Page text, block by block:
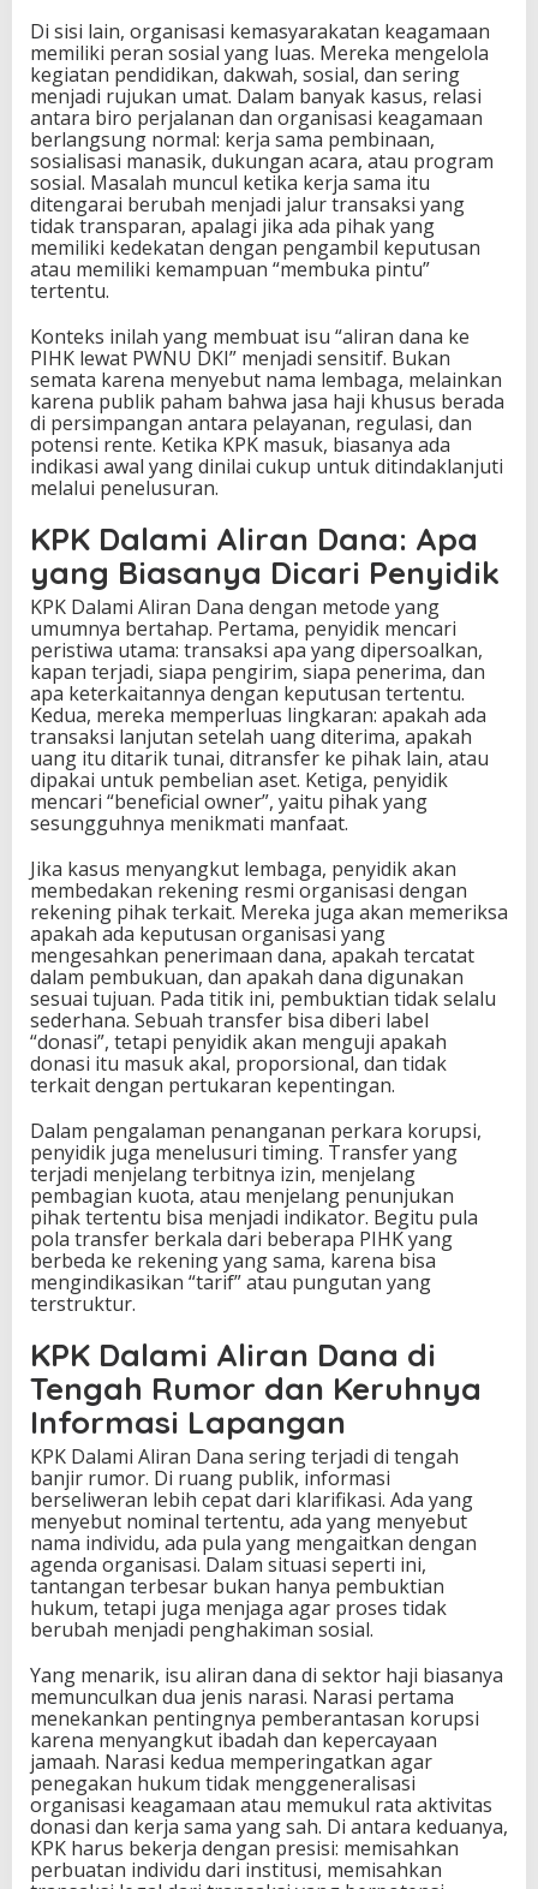
Di sisi lain, organisasi kemasyarakatan keagamaan
memiliki peran sosial yang luas. Mereka mengelola
kegiatan pendidikan, dakwah, sosial, dan sering
menjadi rujukan umat. Dalam banyak kasus, relasi
antara biro perjalanan dan organisasi keagamaan
berlangsung normal: kerja sama pembinaan,
sosialisasi manasik, dukungan acara, atau program
sosial. Masalah muncul ketika kerja sama itu
ditengarai berubah menjadi jalur transaksi yang
tidak transparan, apalagi jika ada pihak yang
memiliki kedekatan dengan pengambil keputusan
atau memiliki kemampuan “membuka pintu”
tertentu.
Konteks inilah yang membuat isu “aliran dana ke
PIHK lewat PWNU DKI” menjadi sensitif. Bukan
semata karena menyebut nama lembaga, melainkan
karena publik paham bahwa jasa haji khusus berada
di persimpangan antara pelayanan, regulasi, dan
potensi rente. Ketika KPK masuk, biasanya ada
indikasi awal yang dinilai cukup untuk ditindaklanjuti
melalui penelusuran.
KPK Dalami Aliran Dana: Apa
yang Biasanya Dicari Penyidik
KPK Dalami Aliran Dana dengan metode yang
umumnya bertahap. Pertama, penyidik mencari
peristiwa utama: transaksi apa yang dipersoalkan,
kapan terjadi, siapa pengirim, siapa penerima, dan
apa keterkaitannya dengan keputusan tertentu.
Kedua, mereka memperluas lingkaran: apakah ada
transaksi lanjutan setelah uang diterima, apakah
uang itu ditarik tunai, ditransfer ke pihak lain, atau
dipakai untuk pembelian aset. Ketiga, penyidik
mencari “beneficial owner”, yaitu pihak yang
sesungguhnya menikmati manfaat.
Jika kasus menyangkut lembaga, penyidik akan
membedakan rekening resmi organisasi dengan
rekening pihak terkait. Mereka juga akan memeriksa
apakah ada keputusan organisasi yang
mengesahkan penerimaan dana, apakah tercatat
dalam pembukuan, dan apakah dana digunakan
sesuai tujuan. Pada titik ini, pembuktian tidak selalu
sederhana. Sebuah transfer bisa diberi label
“donasi”, tetapi penyidik akan menguji apakah
donasi itu masuk akal, proporsional, dan tidak
terkait dengan pertukaran kepentingan.
Dalam pengalaman penanganan perkara korupsi,
penyidik juga menelusuri timing. Transfer yang
terjadi menjelang terbitnya izin, menjelang
pembagian kuota, atau menjelang penunjukan
pihak tertentu bisa menjadi indikator. Begitu pula
pola transfer berkala dari beberapa PIHK yang
berbeda ke rekening yang sama, karena bisa
mengindikasikan “tarif” atau pungutan yang
terstruktur.
KPK Dalami Aliran Dana di
Tengah Rumor dan Keruhnya
Informasi Lapangan
KPK Dalami Aliran Dana sering terjadi di tengah
banjir rumor. Di ruang publik, informasi
berseliweran lebih cepat dari klarifikasi. Ada yang
menyebut nominal tertentu, ada yang menyebut
nama individu, ada pula yang mengaitkan dengan
agenda organisasi. Dalam situasi seperti ini,
tantangan terbesar bukan hanya pembuktian
hukum, tetapi juga menjaga agar proses tidak
berubah menjadi penghakiman sosial.
Yang menarik, isu aliran dana di sektor haji biasanya
memunculkan dua jenis narasi. Narasi pertama
menekankan pentingnya pemberantasan korupsi
karena menyangkut ibadah dan kepercayaan
jamaah. Narasi kedua memperingatkan agar
penegakan hukum tidak menggeneralisasi
organisasi keagamaan atau memukul rata aktivitas
donasi dan kerja sama yang sah. Di antara keduanya,
KPK harus bekerja dengan presisi: memisahkan
perbuatan individu dari institusi, memisahkan